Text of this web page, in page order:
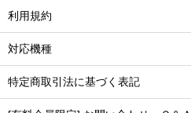
利用規約
対応機種
特定商取引法に基づく表記